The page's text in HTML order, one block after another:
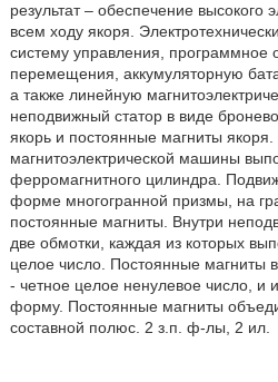
результат – обеспечение высокого
всем ходу якоря.
систему управления, программное
перемещения, аккумуляторную
а также линейную
неподвижный статор в виде
якорь и постоянные магниты
магнитоэлектрической машины
ферромагнитного цилиндра.
форме многогранной призмы, на
постоянные магниты. Внутри
две обмотки, каждая из которых
целое число. Постоянные магниты
- четное целое ненулевое число, и
форму. Постоянные магниты
составной полюс. 2 з.п. ф-лы, 2 ил.